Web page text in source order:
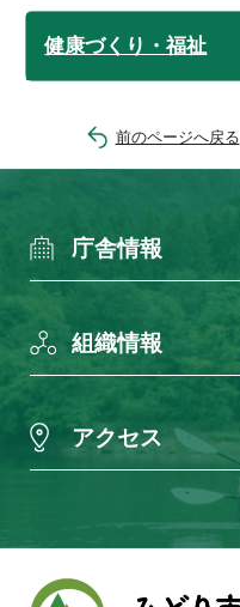
健康づくり・福祉
前のページへ戻る
庁舎情報
組織情報
アクセス